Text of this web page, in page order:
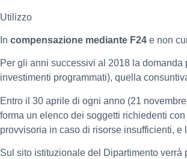
Utilizzo
In compensazione mediante F24 e non
Per gli anni successivi al 2018 la
investimenti programmati), quella
Entro il 30 aprile di ogni anno (21
forma un elenco dei soggetti richiedenti
provvisoria in caso di risorse insufficienti, e
Sul sito istituzionale del Dipartimento